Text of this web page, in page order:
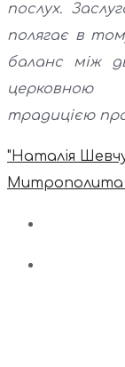
послух.
полягає в
баланс між
церковною
традицією
"Наталія
Митрополита